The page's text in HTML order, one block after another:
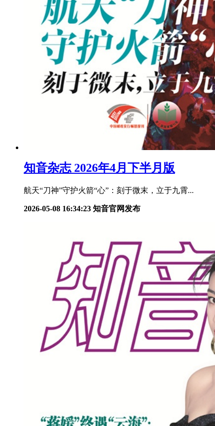
知音杂志 2026年4月下半月版
航天“刀神”守护火箭“心”：刻于微末，立于九霄...
2026-05-08 16:34:23 知音官网发布